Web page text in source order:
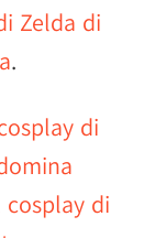
Zelda di
.
di
cosplay di